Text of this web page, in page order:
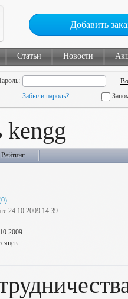
Добавить
Статьи Новости
Забыли пароль?
kengg
Рейтинг
24.10.2009 14:39